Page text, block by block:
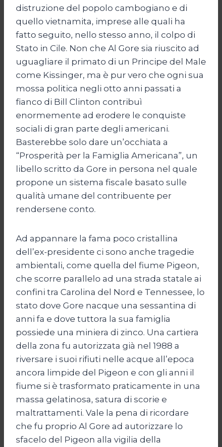
distruzione del popolo cambogiano e di
quello vietnamita, imprese alle quali ha
fatto seguito, nello stesso anno, il colpo di
Stato in Cile. Non che Al Gore sia riuscito ad
uguagliare il primato di un Principe del Male
come Kissinger, ma è pur vero che ogni sua
mossa politica negli otto anni passati a
fianco di Bill Clinton contribuì
enormemente ad erodere le conquiste
sociali di gran parte degli americani.
Basterebbe solo dare un’occhiata a
“Prosperità per la Famiglia Americana”, un
libello scritto da Gore in persona nel quale
propone un sistema fiscale basato sulle
qualità umane del contribuente per
rendersene conto.
Ad appannare la fama poco cristallina
dell’ex-presidente ci sono anche tragedie
ambientali, come quella del fiume Pigeon,
che scorre parallelo ad una strada statale ai
confini tra Carolina del Nord e Tennessee, lo
stato dove Gore nacque una sessantina di
anni fa e dove tuttora la sua famiglia
possiede una miniera di zinco. Una cartiera
della zona fu autorizzata già nel 1988 a
riversare i suoi rifiuti nelle acque all’epoca
ancora limpide del Pigeon e con gli anni il
fiume si è trasformato praticamente in una
massa gelatinosa, satura di scorie e
maltrattamenti. Vale la pena di ricordare
che fu proprio Al Gore ad autorizzare lo
sfacelo del Pigeon alla vigilia della